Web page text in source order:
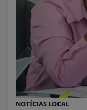
NOTÍCIAS LOCAL